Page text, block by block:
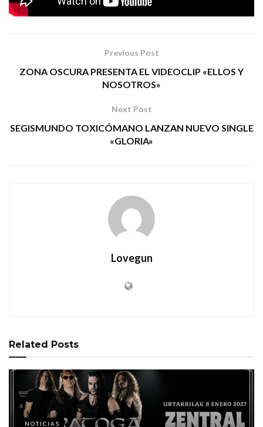
Tags: doble esfera metal futuro
Previous Post
ZONA OSCURA PRESENTA EL VIDEOCLIP «ELLOS Y
NOSOTROS»
Next Post
SEGISMUNDO TOXICÓMANO LANZAN NUEVO SINGLE
«GLORIA»
Lovegun
Related Posts
NOTICIAS